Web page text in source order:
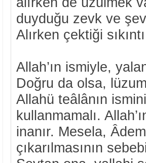
duyduğu zevk ve
Alırken çektiği
Allah’ın ismiyle,
Doğru da olsa,
Allahü teâlânın
kullanmamalı.
inanır. Mesela,
çıkarılmasının